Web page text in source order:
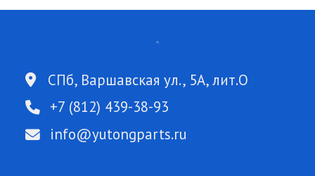
СПб, Варшавская ул., 5А, лит.О
+7 (812) 439-38-93
info@yutongparts.ru